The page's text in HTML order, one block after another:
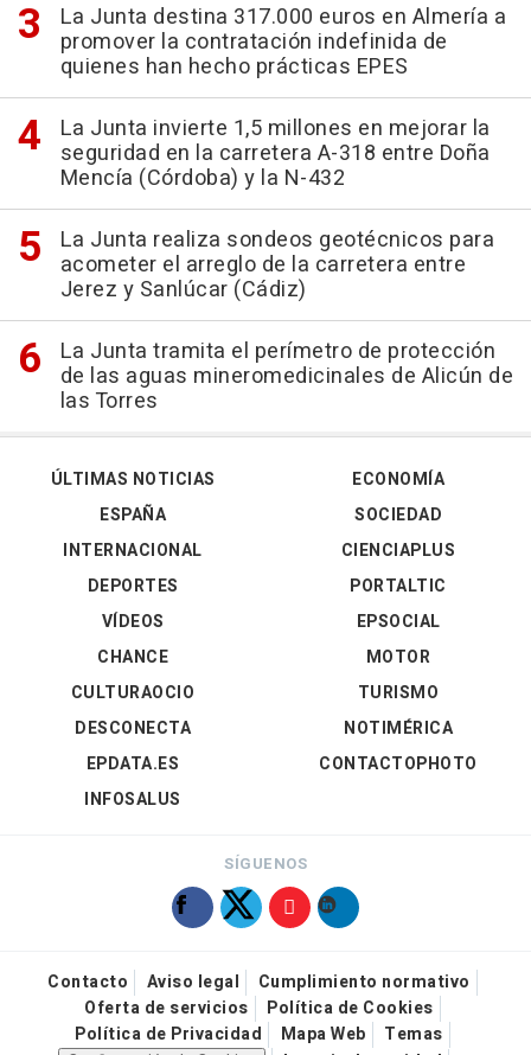
La Junta destina 317.000 euros en Almería a
promover la contratación indefinida de
quienes han hecho prácticas EPES
La Junta invierte 1,5 millones en mejorar la
seguridad en la carretera A-318 entre Doña
Mencía (Córdoba) y la N-432
La Junta realiza sondeos geotécnicos para
acometer el arreglo de la carretera entre
Jerez y Sanlúcar (Cádiz)
La Junta tramita el perímetro de protección
de las aguas mineromedicinales de Alicún de
las Torres
ÚLTIMAS NOTICIAS
ESPAÑA
INTERNACIONAL
DEPORTES
VÍDEOS
ECONOMÍA
SOCIEDAD
CIENCIAPLUS
PORTALTIC
EPSOCIAL
CHANCE
CULTURAOCIO
DESCONECTA
EPDATA.ES
INFOSALUS
MOTOR
TURISMO
NOTIMÉRICA
CONTACTOPHOTO
SÍGUENOS
Contacto Aviso legal
Cumplimiento normativo
Oferta de servicios
Política de Cookies
Política de Privacidad
Mapa Web
Temas